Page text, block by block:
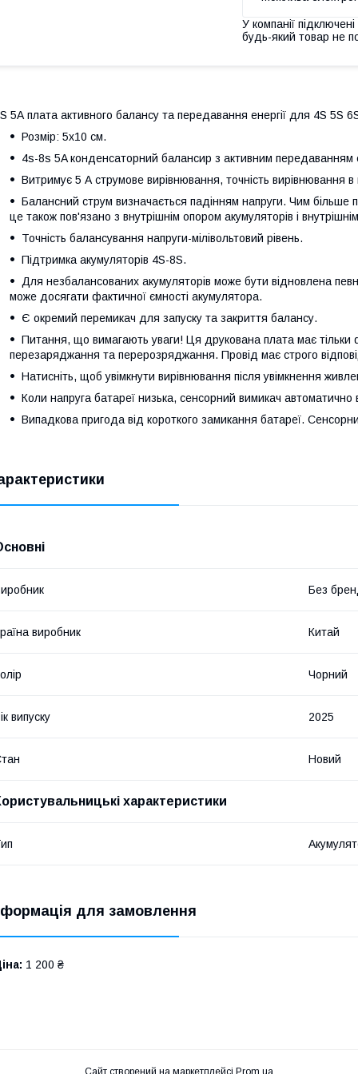
У компанії
будь-який товар не
5А плата активного балансу та передавання енергії для 4S 5S
Розмір: 5х10 см.
4s-8s 5A конденсаторний балансир з активним передаванням
Витримує 5 А струмове вирівнювання, точність вирівнювання
Балансний струм визначається падінням напруги. Чим більше
це також пов'язано з внутрішнім опором акумуляторів і
Точність балансування напруги-мілівольтовий рівень.
Підтримка акумуляторів 4S-8S.
Для незбалансованих акумуляторів може бути відновлена
може досягати фактичної ємності акумулятора.
Є окремий перемикач для запуску та закриття балансу.
Питання, що вимагають уваги! Ця друкована плата має тільки
перезаряджання та перерозряджання. Провід має строго
Натисніть, щоб увімкнути вирівнювання після увімкнення
Коли напруга батареї низька, сенсорний вимикач автоматично
Випадкова пригода від короткого замикання батареї.
Без
виробник Китай
Чорний
випуску 2025
Новий
характеристики
для замовлення
1 200 ₴
Сайт створений на маркетплейсі Prom.ua